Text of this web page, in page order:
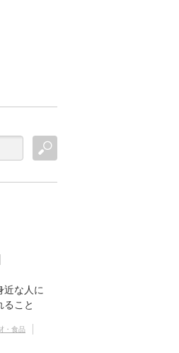
近な人に
ること
・食品